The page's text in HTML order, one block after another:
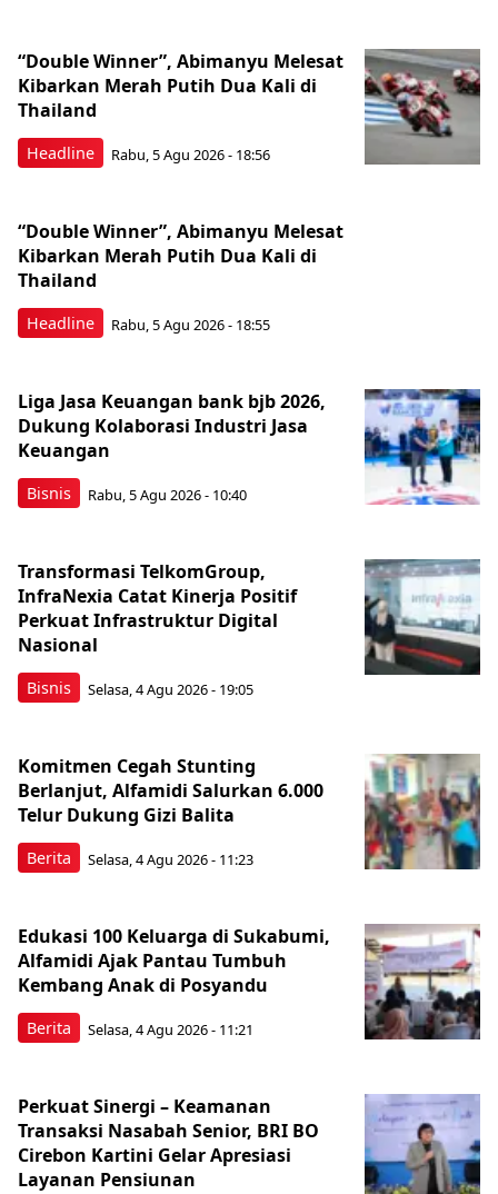
Headline
“Double Winner”, Abimanyu Melesat
Kibarkan Merah Putih Dua Kali di
Thailand
Rabu, 5 Agu 2026 - 18:56
Headline
“Double Winner”, Abimanyu Melesat
Kibarkan Merah Putih Dua Kali di
Thailand
Rabu, 5 Agu 2026 - 18:55
Bisnis
Liga Jasa Keuangan bank bjb 2026,
Dukung Kolaborasi Industri Jasa
Keuangan
Rabu, 5 Agu 2026 - 10:40
Bisnis
Transformasi TelkomGroup,
InfraNexia Catat Kinerja Positif
Perkuat Infrastruktur Digital
Nasional
Selasa, 4 Agu 2026 - 19:05
Berita
Komitmen Cegah Stunting
Berlanjut, Alfamidi Salurkan 6.000
Telur Dukung Gizi Balita
Selasa, 4 Agu 2026 - 11:23
Berita
Edukasi 100 Keluarga di Sukabumi,
Alfamidi Ajak Pantau Tumbuh
Kembang Anak di Posyandu
Selasa, 4 Agu 2026 - 11:21
Perkuat Sinergi – Keamanan
Transaksi Nasabah Senior, BRI BO
Cirebon Kartini Gelar Apresiasi
Layanan Pensiunan